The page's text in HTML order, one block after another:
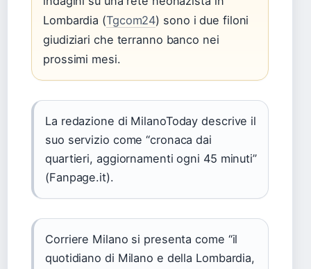
Lombardia (Tgcom24) sono i due filoni
giudiziari che terranno banco nei
prossimi mesi.
La redazione di MilanoToday descrive il
suo servizio come “cronaca dai
quartieri, aggiornamenti ogni 45 minuti”
(Fanpage.it).
Corriere Milano si presenta come “il
quotidiano di Milano e della Lombardia,